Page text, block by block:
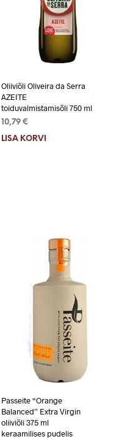
Oliiviõli Oliveira da Serra
AZEITE
toiduvalmistamisõli 750 ml
10,79 €
LISA KORVI
Passeite “Orange
Balanced” Extra Virgin
oliiviõli 375 ml
keraamilises pudelis